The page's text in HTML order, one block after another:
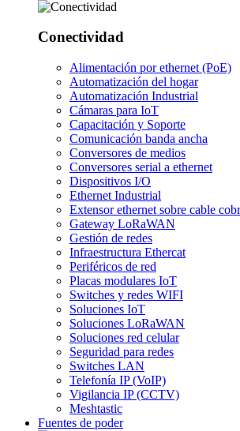
Conectividad
Alimentación por ethernet (PoE)
Automatización del hogar
Automatización Industrial
Cámaras para IoT
Capacitación y Soporte
Comunicación banda ancha
Conversores de medios
Conversores serial a ethernet
Dispositivos I/O
Ethernet Industrial
Extensor ethernet sobre cable
Gateway LoRaWAN
Gestión de redes
Infraestructura Ethercat
Periféricos de red
Placas modulares IoT
Switches y redes WIFI
Soluciones IoT
Soluciones LoRaWAN
Soluciones red celular
Seguridad para redes
Switches LAN
Telefonía IP (VoIP)
Vigilancia IP (CCTV)
Meshtastic
Fuentes de poder